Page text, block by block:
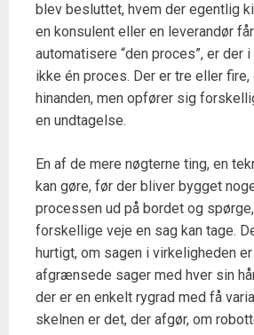
blev besluttet, hvem der egentlig
en konsulent eller en leverandør
automatisere “den proces”, er
ikke én proces. Der er tre eller fire,
hinanden, men opfører sig
en undtagelse.
En af de mere nøgterne ting, en
kan gøre, før der bliver bygget
processen ud på bordet og
forskellige veje en sag kan tage.
hurtigt, om sagen i virkeligheden
afgrænsede sager med hver sin
der er en enkelt rygrad med få
skelnen er det, der afgør, om